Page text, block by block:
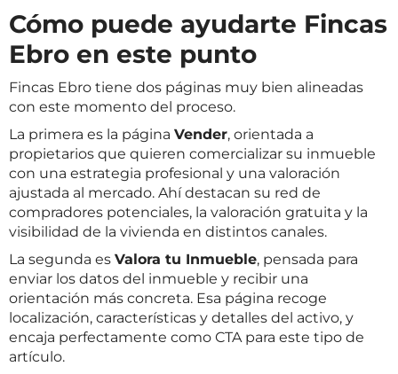
Cómo puede ayudarte Fincas
Ebro en este punto
Fincas Ebro tiene dos páginas muy bien alineadas
con este momento del proceso.
La primera es la página Vender, orientada a
propietarios que quieren comercializar su inmueble
con una estrategia profesional y una valoración
ajustada al mercado. Ahí destacan su red de
compradores potenciales, la valoración gratuita y la
visibilidad de la vivienda en distintos canales.
La segunda es Valora tu Inmueble, pensada para
enviar los datos del inmueble y recibir una
orientación más concreta. Esa página recoge
localización, características y detalles del activo, y
encaja perfectamente como CTA para este tipo de
artículo.